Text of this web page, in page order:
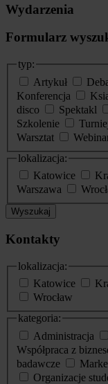
Wydarzenia
Formularz
typ:
Artykuł
Konferencja
disco
Spektakl
Szkolenie
Warsztat
lokalizacja:
Katowice
Warszawa
Wyszukaj
Kontakty
lokalizacja:
Katowice
Wrocław
kategoria:
Administracja
Współpraca z
badawcze
Organizacje